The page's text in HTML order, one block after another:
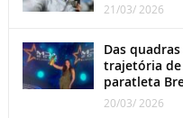
21/03/ 2026
Das
trajetória de
paratleta
20/03/ 2026